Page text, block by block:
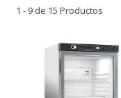
1 - 9 de 15 Productos